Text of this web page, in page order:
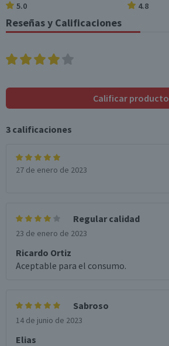
5.0 4.8
Reseñas y Calificaciones
Calificar producto
3 calificaciones
27 de enero de 2023
Regular calidad
23 de enero de 2023
Ricardo Ortiz
Aceptable para el consumo.
Sabroso
14 de junio de 2023
Elias